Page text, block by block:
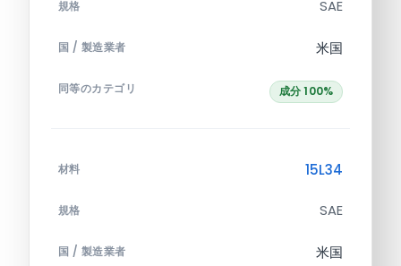
規格 SAE
国 / 製造業者 米国
同等のカテゴリ 成分 100%
材料 15L34
規格 SAE
国 / 製造業者 米国